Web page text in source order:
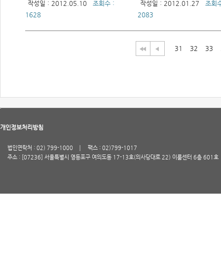
작성일 : 2012.05.10
조회수 :
1628
작성일 : 2012.01.27
조회
2083
31 32 33
개인정보처리방침
법인연락처 : 02) 799-1000
팩스 : 02)799-1017
주소 : [07236] 서울특별시 영등포구 여의도동 17-13호(의사당대로 22) 이룸센터 6층 601호